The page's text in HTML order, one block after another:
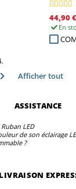
44,90 €
En
Afficher tout
ASSISTANCE
LED
de son éclairage
?
LIVRAISON